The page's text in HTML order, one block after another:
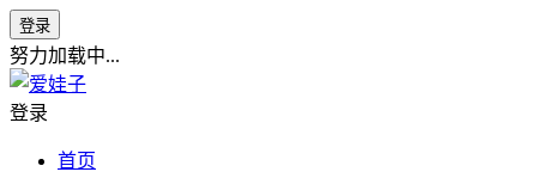
登录
努力加载中...
登录
首页